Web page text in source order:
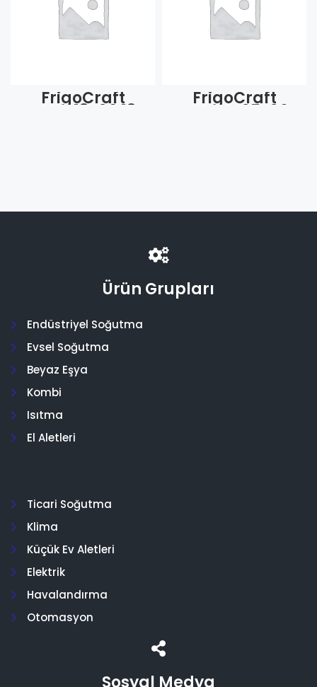
FrigoCraft
FCSMQ 18-26 18W
FrigoCraft
FCSMQ 25-26
Ürün Grupları
Endüstriyel Soğutma
Evsel Soğutma
Beyaz Eşya
Kombi
Isıtma
El Aletleri
Ticari Soğutma
Klima
Küçük Ev Aletleri
Elektrik
Havalandırma
Otomasyon
Sosyal Medya